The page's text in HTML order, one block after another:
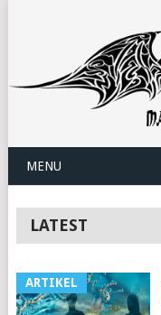
MENU
LATEST
ARTIKEL